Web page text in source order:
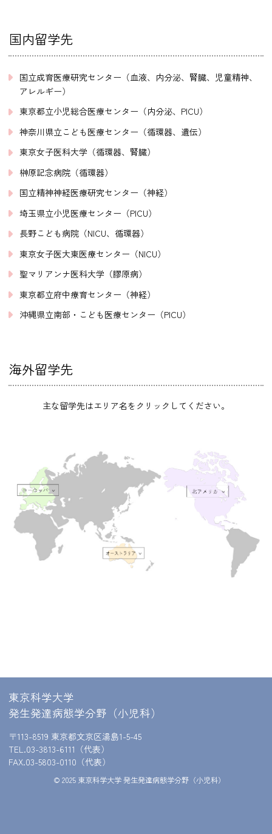
国内留学先
国立成育医療研究センター（血液、内分泌、腎臓、児童精神、
アレルギー）
東京都立小児総合医療センター（内分泌、PICU）
神奈川県立こども医療センター（循環器、遺伝）
東京女子医科大学（循環器、腎臓）
榊原記念病院（循環器）
国立精神神経医療研究センター（神経）
埼玉県立小児医療センター（PICU）
長野こども病院（NICU、循環器）
東京女子医大東医療センター（NICU）
聖マリアンナ医科大学（膠原病）
東京都立府中療育センター（神経）
沖縄県立南部・こども医療センター（PICU）
海外留学先
主な留学先はエリア名をクリックしてください。
東京科学大学
発生発達病態学分野（小児科）
〒113-8519 東京都文京区湯島1-5-45
TEL.03-3813-6111（代表）
FAX.03-5803-0110（代表）
© 2025 東京科学大学 発生発達病態学分野（小児科）